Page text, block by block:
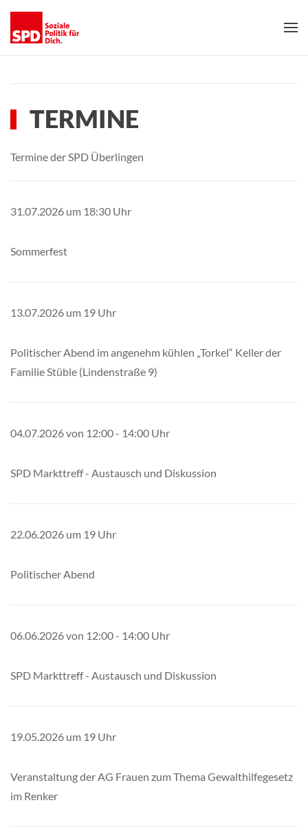
Skip to main content
TERMINE
Termine der SPD Überlingen
31.07.2026 um 18:30 Uhr
Sommerfest
13.07.2026 um 19 Uhr
Politischer Abend im angenehm kühlen „Torkel“ Keller der
Familie Stüble (Lindenstraße 9)
04.07.2026von 12:00 - 14:00 Uhr
SPD Markttreff - Austausch und Diskussion
22.06.2026 um 19 Uhr
Politischer Abend
06.06.2026 von 12:00 - 14:00 Uhr
SPD Markttreff - Austausch und Diskussion
19.05.2026 um 19 Uhr
Veranstaltung der AG Frauen zum Thema Gewalthilfegesetz
im Renker